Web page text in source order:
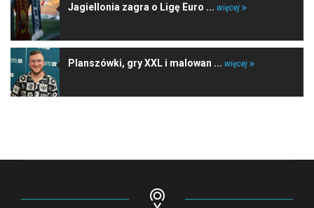
Jagiellonia zagra o Ligę Euro ... więcej
Planszówki, gry XXL i malowan ... więcej